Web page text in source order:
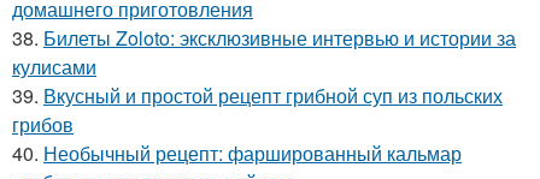
домашнего приготовления
38. Билеты Zoloto: эксклюзивные интервью и истории за
кулисами
39. Вкусный и простой рецепт грибной суп из польских
грибов
40. Необычный рецепт: фаршированный кальмар